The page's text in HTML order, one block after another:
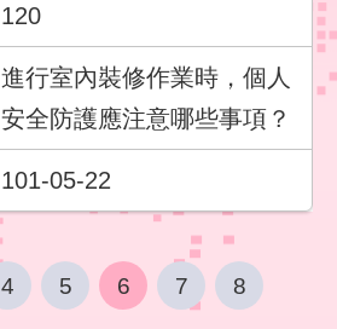
120
進行室內裝修作業時，個人
安全防護應注意哪些事項？
101-05-22
4 5 6 7
8